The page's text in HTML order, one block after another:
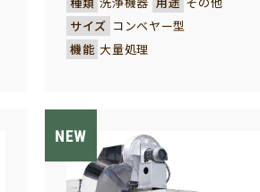
は全自動で残菜が処理され洗浄
機へ送られていきます。 重労働
の残菜手はたき作業が不要とな
サイズ コンベヤー型
機能 大量処理